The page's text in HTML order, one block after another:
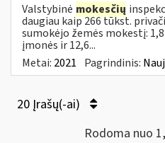
Valstybinė mokesčių
daugiau kaip 266 tūkst.
sumokėjo žemės mokestį:
įmonės ir 12,6...
Metai: 2021 Pagrindinis:
20 Įrašų(-ai)
Rodoma nuo